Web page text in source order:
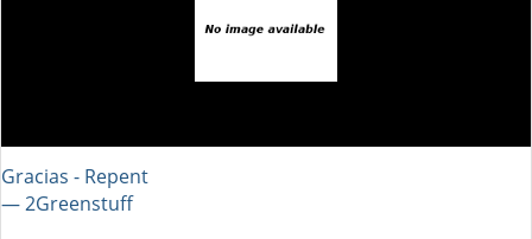
Gracias - Repent
― 2Greenstuff